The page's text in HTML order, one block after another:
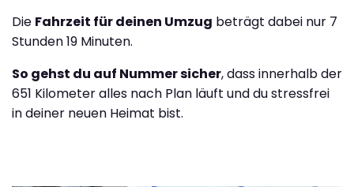
Die Fahrzeit für deinen Umzug beträgt dabei nur 7
Stunden 19 Minuten.
So gehst du auf Nummer sicher, dass innerhalb der
651 Kilometer alles nach Plan läuft und du stressfrei
in deiner neuen Heimat bist.